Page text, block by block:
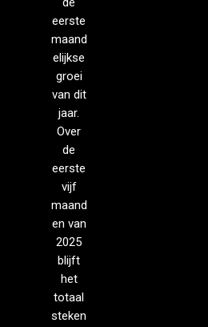
eerste
maand
elijkse
groei
van dit
jaar.
Over
de
eerste
vijf
maand
en van
2025
blijft
het
totaal
steken